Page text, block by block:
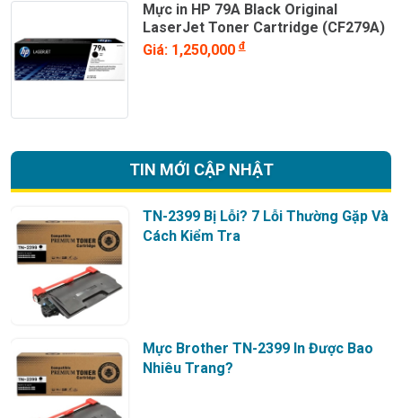
Mực in HP 79A Black Original
LaserJet Toner Cartridge (CF279A)
Giá: 1,250,000đ
TIN MỚI CẬP NHẬT
TN-2399 Bị Lỗi? 7 Lỗi Thường Gặp Và
Cách Kiểm Tra
Mực Brother TN-2399 In Được Bao
Nhiêu Trang?